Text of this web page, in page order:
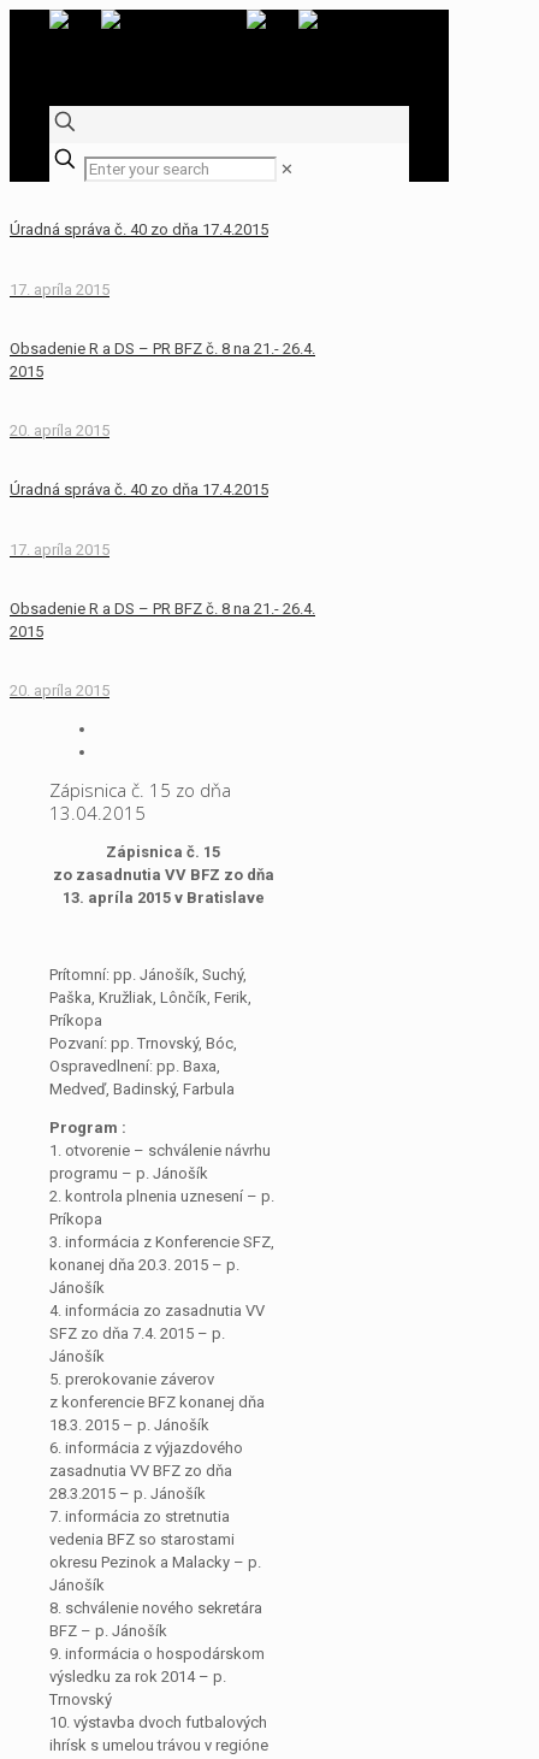
✕
Úradná správa č. 40 zo dňa 17.4.2015
17. apríla 2015
Obsadenie R a DS – PR BFZ č. 8 na 21.- 26.4.
2015
20. apríla 2015
Úradná správa č. 40 zo dňa 17.4.2015
17. apríla 2015
Obsadenie R a DS – PR BFZ č. 8 na 21.- 26.4.
2015
20. apríla 2015
Zápisnica č. 15 zo dňa
13.04.2015
Zápisnica č. 15
zo zasadnutia VV BFZ zo dňa
13. apríla 2015 v Bratislave
Prítomní: pp. Jánošík, Suchý,
Paška, Kružliak, Lônčík, Ferik,
Príkopa
Pozvaní: pp. Trnovský, Bóc,
Ospravedlnení: pp. Baxa,
Medveď, Badinský, Farbula
Program :
1. otvorenie – schválenie návrhu
programu – p. Jánošík
2. kontrola plnenia uznesení – p.
Príkopa
3. informácia z Konferencie SFZ,
konanej dňa 20.3. 2015 – p.
Jánošík
4. informácia zo zasadnutia VV
SFZ zo dňa 7.4. 2015 – p.
Jánošík
5. prerokovanie záverov
z konferencie BFZ konanej dňa
18.3. 2015 – p. Jánošík
6. informácia z výjazdového
zasadnutia VV BFZ zo dňa
28.3.2015 – p. Jánošík
7. informácia zo stretnutia
vedenia BFZ so starostami
okresu Pezinok a Malacky – p.
Jánošík
8. schválenie nového sekretára
BFZ – p. Jánošík
9. informácia o hospodárskom
výsledku za rok 2014 – p.
Trnovský
10. výstavba dvoch futbalových
ihrísk s umelou trávou v regióne